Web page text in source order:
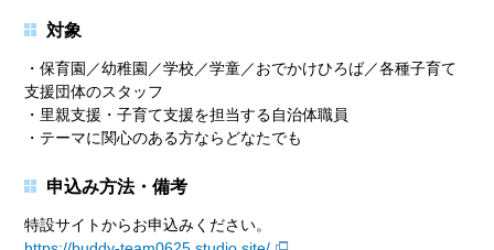
対象
・保育園／幼稚園／学校／学童／おでかけひろば／各種子育て
支援団体のスタッフ
・里親支援・子育て支援を担当する自治体職員
・テーマに関心のある方ならどなたでも
申込み方法・備考
特設サイトからお申込みください。